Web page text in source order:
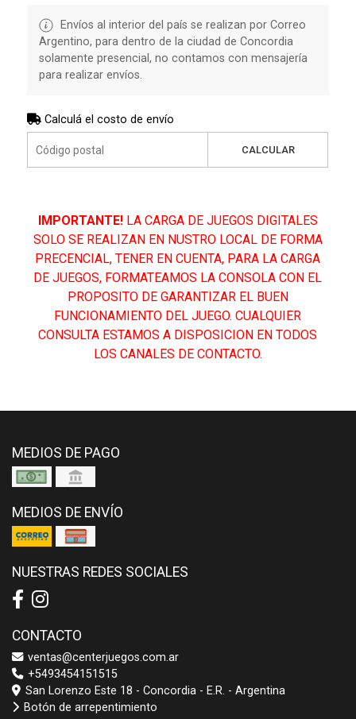
Envíos al interior del país se realizan por Correo
Argentino, para dentro de la ciudad de Concordia
solamente presencial, no contamos con mensajería
para realizar envíos.
Calculá el costo de envío
CALCULAR
IMPORTANTE! LA CARGA DE JUEGOS DIGITALES
SOLO SE REALIZAN EN NUSTRO LOCAL DE FORMA
PRECENCIAL, TENER EN CUENTA, PARA LA CARGA
DE JUEGOS, FORMATEAMOS LA CONSOLA CON EL
PROPOSITO DE GARANTIZAR EL BUEN
FUNCIONAMIENTO DEL JUEGO. CUALQUIER
CONSULTA ESTAMOS A DISPOSICION EN TODOS
LOS CANALES DE CONTACTO.
MEDIOS DE PAGO
MEDIOS DE ENVÍO
NUESTRAS REDES SOCIALES
CONTACTO
ventas@centerjuegos.com.ar
+5493454151515
San Lorenzo Este 18 - Concordia - E.R. - Argentina
Botón de arrepentimiento